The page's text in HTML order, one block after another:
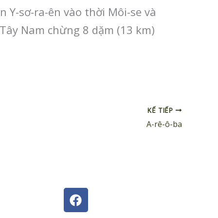
sơ-ra-ên vào thời Môi-se và
Nam chừng 8 dặm (13 km)
KẾ TIẾP
A-rê-ô-ba
F
a